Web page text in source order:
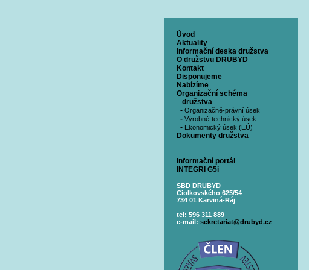
Úvod
Aktuality
Informační deska družstva
O družstvu DRUBYD
Kontakt
Disponujeme
Nabízíme
Organizační schéma
družstva
- Organizačně-právní úsek
- Výrobně-technický úsek
- Ekonomický úsek (EÚ)
Dokumenty družstva
Informační portál
INTEGRI G5i
SBD DRUBYD
Ciolkovského 625/54
734 01 Karviná-Ráj
tel: 596 311 889
e-mail: sekretariat@drubyd.cz